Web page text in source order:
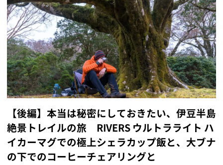
【後編】本当は秘密にしておきたい、伊豆半島
絶景トレイルの旅 RIVERS ウルトラライト ハ
イカーマグでの極上シェラカップ飯と、大ブナ
の下でのコーヒーチェアリングと